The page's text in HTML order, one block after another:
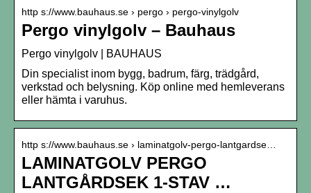
http s://www.bauhaus.se › pergo › pergo-vinylgolv
Pergo vinylgolv – Bauhaus
Pergo vinylgolv | BAUHAUS
Din specialist inom bygg, badrum, färg, trädgård,
verkstad och belysning. Köp online med hemleverans
eller hämta i varuhus.
http s://www.bauhaus.se › laminatgolv-pergo-lantgardse…
LAMINATGOLV PERGO
LANTGÅRDSEK 1-STAV …